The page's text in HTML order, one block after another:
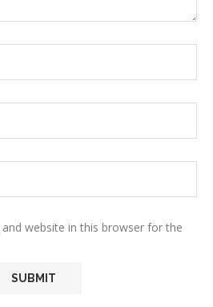
website in this browser for the